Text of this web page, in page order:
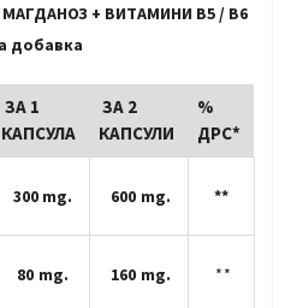
+ ВИТАМИНИ В5 / В6
добавка
ЗА 1
КАПСУЛА
ЗА 2
КАПСУЛИ
%
ДРС*
300 mg. 600 mg. **
80 mg. 160 mg. **